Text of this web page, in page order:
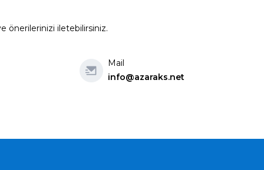
önerilerinizi iletebilirsiniz.
Mail
info@azaraks.net